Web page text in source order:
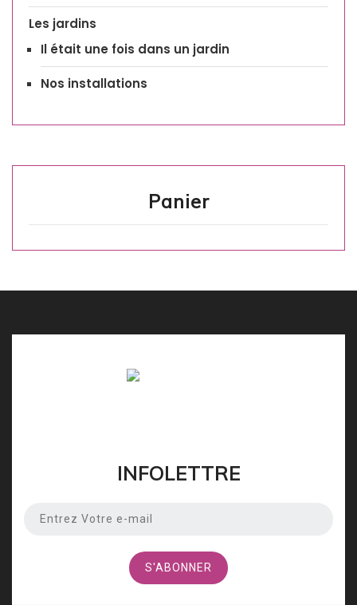
Les jardins
Il était une fois dans un jardin
Nos installations
Panier
INFOLETTRE